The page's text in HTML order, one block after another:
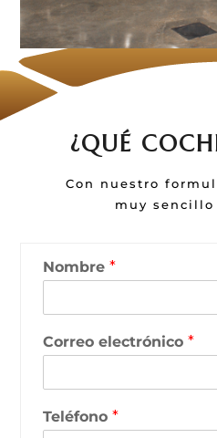
¿QUÉ
Con nuestro
muy
Nombre*
Correo electrónico*
Teléfono*